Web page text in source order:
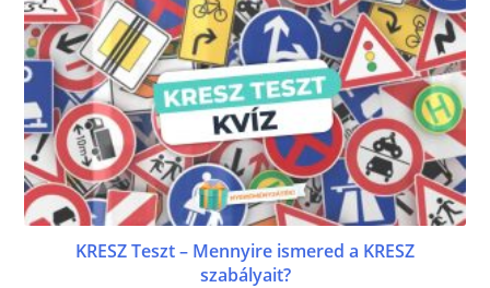
KRESZ Teszt – Mennyire ismered a KRESZ
szabályait?